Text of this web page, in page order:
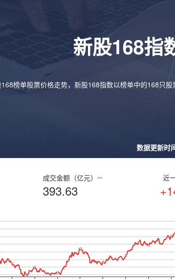
新股168指
榜单股票价格走势，新股168指数以榜单中的168只股
数据更新时
成交金额（亿元）
393.63
近